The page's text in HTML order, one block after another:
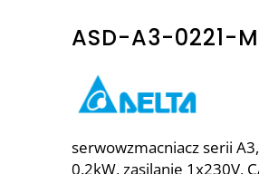
ASD-A3-0221-M
serwowzmacniacz serii
0.2kW, zasilanie 1x230V,